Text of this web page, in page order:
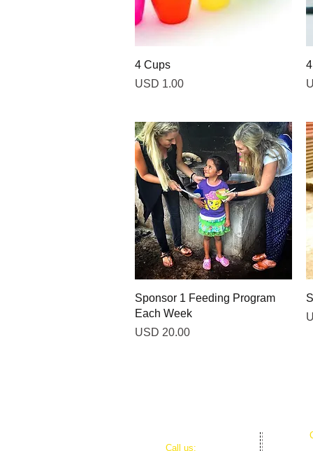
4 Cups
Precio
USD 1.00
Vista rápida
Sponsor 1 Feeding Program
Each Week
Precio
USD 20.00
​​Call us: